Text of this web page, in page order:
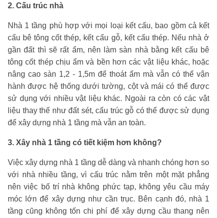
2. Cấu trúc nhà
Nhà 1 tầng phù hợp với mọi loại kết cấu, bao gồm cả kết
cấu bê tông cốt thép, kết cấu gỗ, kết cấu thép. Nếu nhà ở
gần đất thì sẽ rất ẩm, nên làm sàn nhà bằng kết cấu bê
tông cốt thép chịu ẩm và bền hơn các vật liệu khác, hoặc
nâng cao sàn 1,2 - 1,5m để thoát ẩm mà vẫn có thể vận
hành được hệ thống dưới tường, cột và mái có thể được
sử dụng với nhiều vật liệu khác. Ngoài ra còn có các vật
liệu thay thế như đất sét, cấu trúc gỗ có thể được sử dụng
để xây dựng nhà 1 tầng mà vẫn an toàn.
3. Xây nhà 1 tầng có tiết kiệm hơn không?
Việc xây dựng nhà 1 tầng dễ dàng và nhanh chóng hơn so
với nhà nhiều tầng, vì cấu trúc nằm trên một mặt phẳng
nên việc bố trí nhà không phức tạp, không yêu cầu máy
móc lớn để xây dựng như cần trục. Bên cạnh đó, nhà 1
tầng cũng không tốn chi phí để xây dựng cầu thang nên